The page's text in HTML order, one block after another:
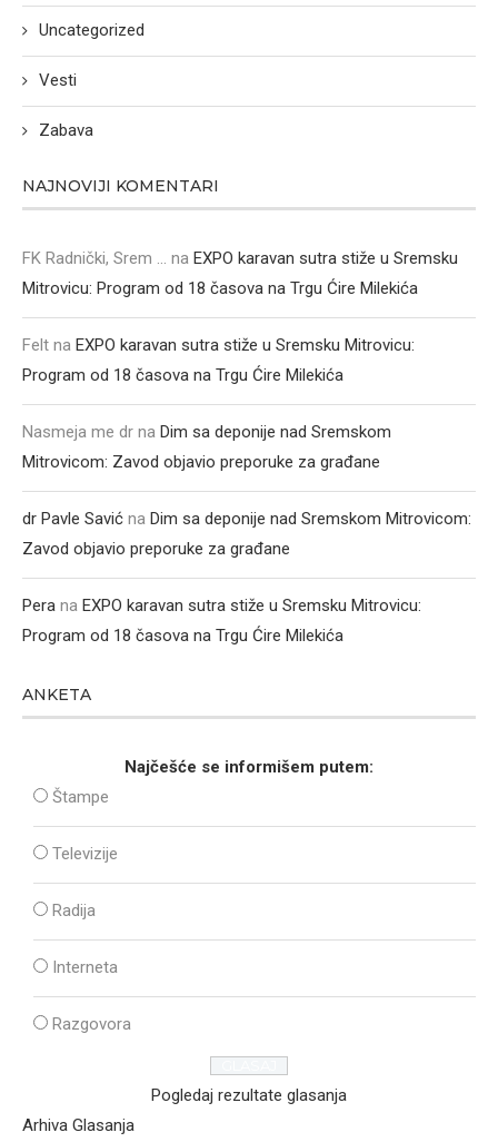
Uncategorized
Vesti
Zabava
NAJNOVIJI KOMENTARI
FK Radnički, Srem ... na EXPO karavan sutra stiže u Sremsku
Mitrovicu: Program od 18 časova na Trgu Ćire Milekića
Felt na EXPO karavan sutra stiže u Sremsku Mitrovicu:
Program od 18 časova na Trgu Ćire Milekića
Nasmeja me dr na Dim sa deponije nad Sremskom
Mitrovicom: Zavod objavio preporuke za građane
dr Pavle Savić na Dim sa deponije nad Sremskom Mitrovicom:
Zavod objavio preporuke za građane
Pera na EXPO karavan sutra stiže u Sremsku Mitrovicu:
Program od 18 časova na Trgu Ćire Milekića
ANKETA
Najčešće se informišem putem:
Štampe
Televizije
Radija
Interneta
Razgovora
Pogledaj rezultate glasanja
Arhiva Glasanja